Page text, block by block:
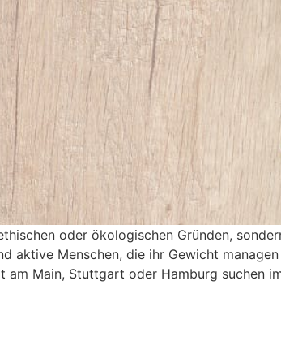
oder ökologischen Gründen,
aktive Menschen, die ihr Gewicht
Main, Stuttgart oder Hamburg suchen